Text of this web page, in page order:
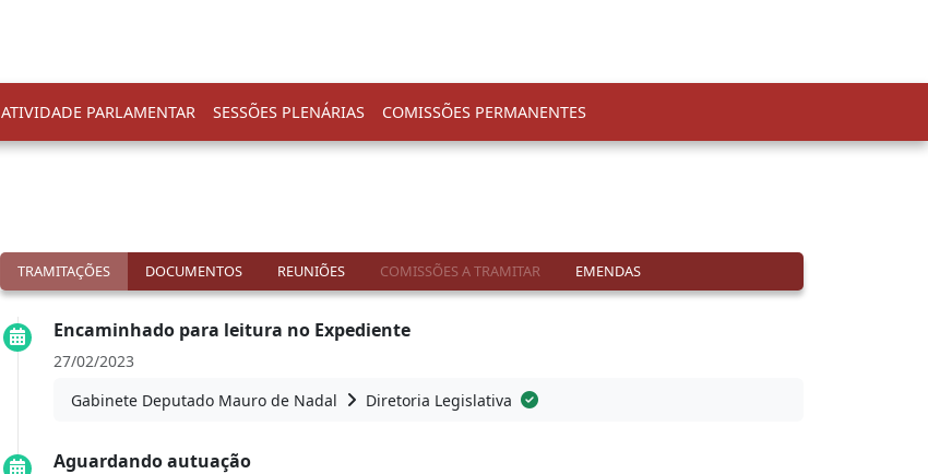
ATIVIDADE PARLAMENTAR SESSÕES PLENÁRIAS COMISSÕES PERMANENTES
TRAMITAÇÕES DOCUMENTOS REUNIÕES COMISSÕES A TRAMITAR EMENDAS
Encaminhado para leitura no Expediente
27/02/2023
Gabinete Deputado Mauro de Nadal
Diretoria Legislativa
Aguardando autuação